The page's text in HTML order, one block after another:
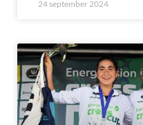
24 september 2024